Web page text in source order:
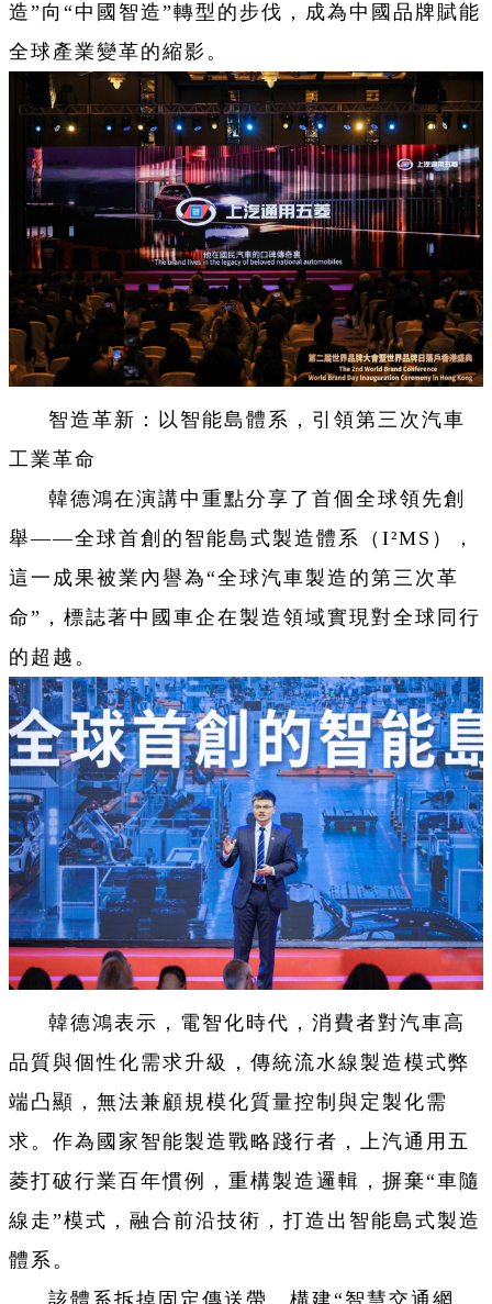
造”向“中國智造”轉型的步伐，成為中國品牌賦能
全球產業變革的縮影。
智造革新：以智能島體系，引領第三次汽車
工業革命
韓德鴻在演講中重點分享了首個全球領先創
舉——全球首創的智能島式製造體系（I²MS），
這一成果被業內譽為“全球汽車製造的第三次革
命”，標誌著中國車企在製造領域實現對全球同行
的超越。
韓德鴻表示，電智化時代，消費者對汽車高
品質與個性化需求升級，傳統流水線製造模式弊
端凸顯，無法兼顧規模化質量控制與定製化需
求。作為國家智能製造戰略踐行者，上汽通用五
菱打破行業百年慣例，重構製造邏輯，摒棄“車隨
線走”模式，融合前沿技術，打造出智能島式製造
體系。